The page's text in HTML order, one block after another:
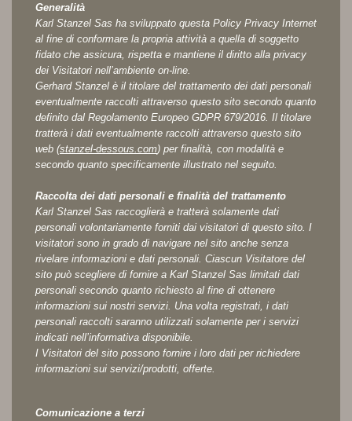
Generalità
Karl Stanzel Sas ha sviluppato questa Policy Privacy Internet
al fine di conformare la propria attività a quella di soggetto
fidato che assicura, rispetta e mantiene il diritto alla privacy
dei Visitatori nell’ambiente on-line.
Gerhard Stanzel è il titolare del trattamento dei dati personali
eventualmente raccolti attraverso questo sito secondo quanto
definito dal Regolamento Europeo GDPR 679/2016. Il titolare
tratterà i dati eventualmente raccolti attraverso questo sito
web (stanzel-dessous.com) per finalità, con modalità e
secondo quanto specificamente illustrato nel seguito.
Raccolta dei dati personali e finalità del trattamento
Karl Stanzel Sas raccoglierà e tratterà solamente dati
personali volontariamente forniti dai visitatori di questo sito. I
visitatori sono in grado di navigare nel sito anche senza
rivelare informazioni e dati personali. Ciascun Visitatore del
sito può scegliere di fornire a Karl Stanzel Sas limitati dati
personali secondo quanto richiesto al fine di ottenere
informazioni sui nostri servizi. Una volta registrati, i dati
personali raccolti saranno utilizzati solamente per i servizi
indicati nell’informativa disponibile.
I Visitatori del sito possono fornire i loro dati per richiedere
informazioni sui servizi/prodotti, offerte.
Comunicazione a terzi